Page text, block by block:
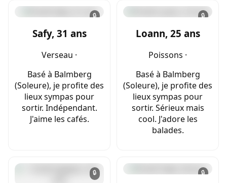
🔒
Safy, 31 ans
Verseau ·
Basé à Balmberg
(Soleure), je profite des
lieux sympas pour
sortir. Indépendant.
J'aime les cafés.
🔒
Loann, 25 ans
Poissons ·
Basé à Balmberg
(Soleure), je profite des
lieux sympas pour
sortir. Sérieux mais
cool. J'adore les
balades.
🔒 🔒